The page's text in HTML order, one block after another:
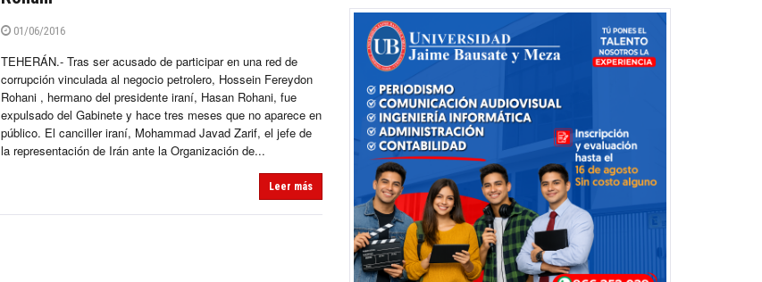
01/06/2016
TEHERÁN.- Tras ser acusado de participar en una red de
corrupción vinculada al negocio petrolero, Hossein Fereydon
Rohani , hermano del presidente iraní, Hasan Rohani, fue
expulsado del Gabinete y hace tres meses que no aparece en
público. El canciller iraní, Mohammad Javad Zarif, el jefe de
la representación de Irán ante la Organización de...
Leer más